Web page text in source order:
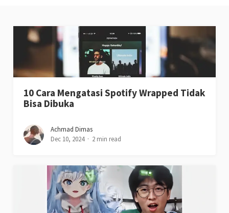
10 Cara Mengatasi Spotify Wrapped Tidak
Bisa Dibuka
Achmad Dimas
Dec 10, 2024
2 min read